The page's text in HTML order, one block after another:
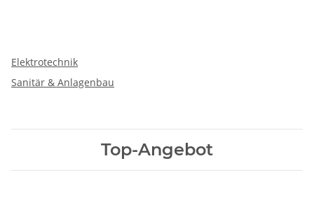
Elektrotechnik
Sanitär & Anlagenbau
Top-Angebot